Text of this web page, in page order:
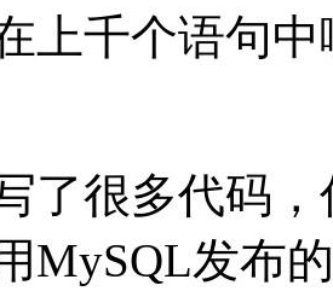
上千个语句
了很多代码
MySQL发布